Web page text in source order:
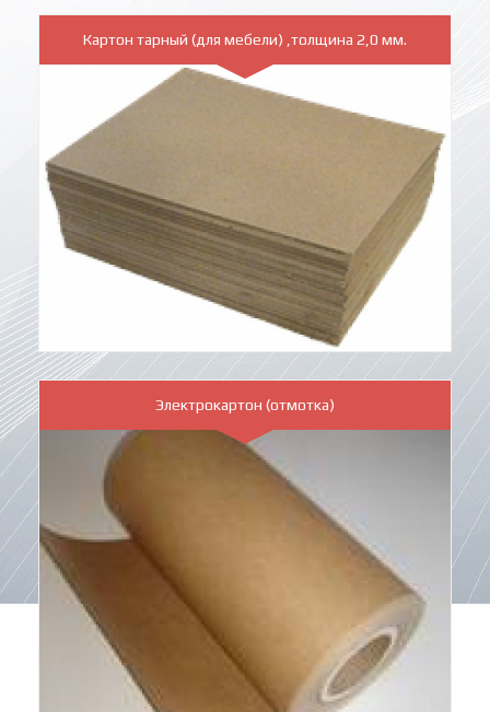
Картон тарный (для мебели) ,толщина 2,0 мм.
Электрокартон (отмотка)